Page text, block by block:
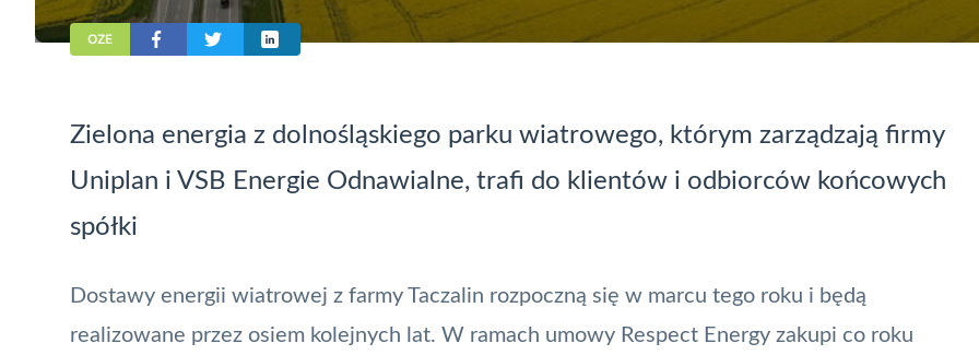
OZE
Zielona energia z dolnośląskiego parku wiatrowego, którym zarządzają firmy
Uniplan i VSB Energie Odnawialne, trafi do klientów i odbiorców końcowych
spółki
Dostawy energii wiatrowej z farmy Taczalin rozpoczną się w marcu tego roku i będą
realizowane przez osiem kolejnych lat. W ramach umowy Respect Energy zakupi co roku